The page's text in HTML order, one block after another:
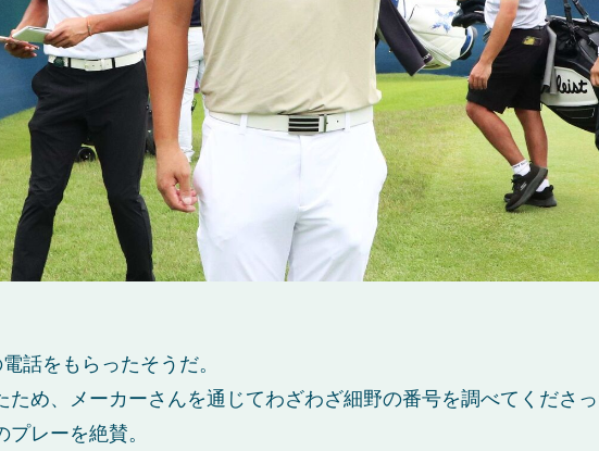
話をもらったそうだ。
ため、メーカーさんを通じてわざわざ細野の番号を調べてくださ
レーを絶賛。